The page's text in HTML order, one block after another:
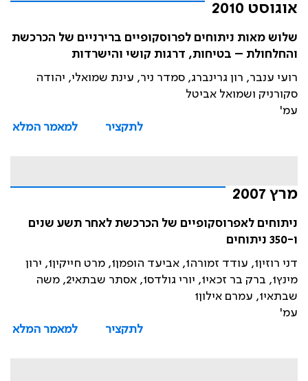
אוגוסט 2010
שלוש מאות ניתוחים לפרוסקופיים ברירניים של הכרכשת
והחלחולת – בטיחות, דרגות קושי והישרדות
רועי ענבר, רון גרינברג, סמדר ניר, עינת שמואלי, יהודה
סקורניק ושמואל אביטל
עמ'
לתקציר
למאמר המלא
מרץ 2007
ניתוחים לאפרוסקופיים של הכרכשת לאחר תשע שנים
ו-350 ניתוחים
דני רוזין1, עודד זמורה1, אביעד הופמן1, מרט חייקין1, ירון
מינץ1, ברק בר זכאי1, יורי גולדס1, אסתר שבתאי2, משה
שבתאי1, עמרם אילון1
עמ'
לתקציר
למאמר המלא